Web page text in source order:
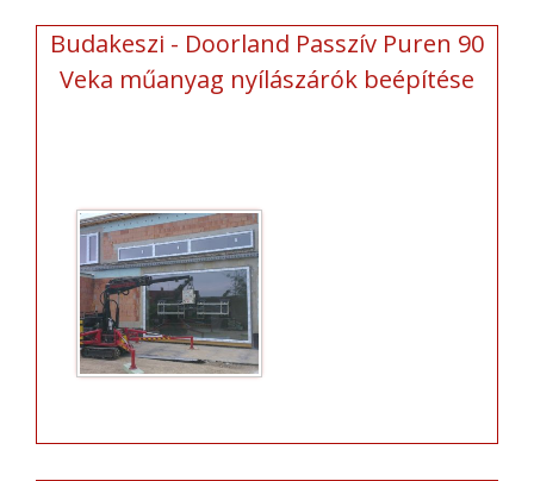
Budakeszi - Doorland Passzív Puren 90
Veka műanyag nyílászárók beépítése